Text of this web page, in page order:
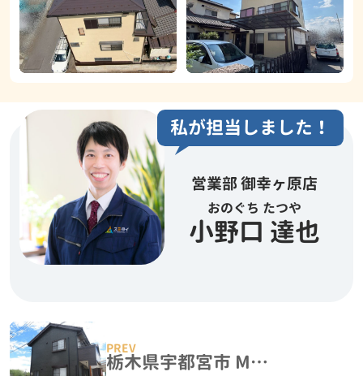
私が担当しました！
営業部 御幸ヶ原店
おのぐち たつや
小野口 達也
栃木県宇都宮市 M様邸 外壁塗装工事